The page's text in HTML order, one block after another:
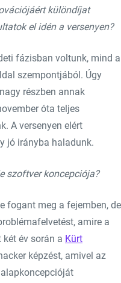
különdíjat
el idén a versenyen?
fázisban voltunk, mind a
szempontjából. Úgy
részben annak
óta teljes
A versenyen elért
jó irányba haladunk.
szoftver koncepciója?
fogant meg a fejemben, de
amire a
év során a Kürt
képzést, amivel az